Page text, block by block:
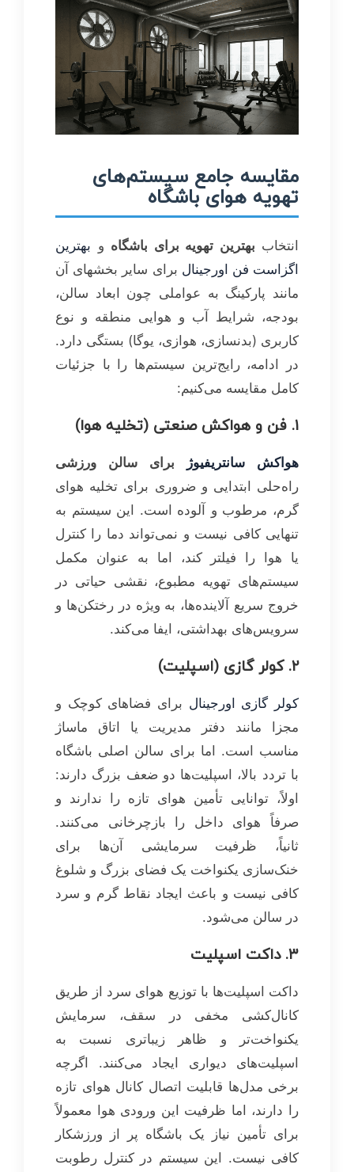
مقایسه جامع سیستم‌های
تهویه هوای باشگاه
انتخاب بهترین تهویه برای باشگاه و بهترین
اگزاست فن اورجینال برای سایر بخشهای آن
مانند پارکینگ به عواملی چون ابعاد سالن،
بودجه، شرایط آب و هوایی منطقه و نوع
کاربری (بدنسازی، هوازی، یوگا) بستگی دارد.
در ادامه، رایج‌ترین سیستم‌ها را با جزئیات
کامل مقایسه می‌کنیم:
۱. فن و هواکش صنعتی (تخلیه هوا)
هواکش‌ سانتریفیوژ
برای سالن ورزشی
راه‌حلی ابتدایی و ضروری برای تخلیه هوای
گرم، مرطوب و آلوده است. این سیستم به
تنهایی کافی نیست و نمی‌تواند دما را کنترل
یا هوا را فیلتر کند، اما به عنوان مکمل
سیستم‌های تهویه مطبوع، نقشی حیاتی در
خروج سریع آلاینده‌ها، به ویژه در رختکن‌ها و
سرویس‌های بهداشتی، ایفا می‌کند.
۲. کولر گازی (اسپلیت)
کولر گازی اورجینال برای فضاهای کوچک و
مجزا مانند دفتر مدیریت یا اتاق ماساژ
مناسب است. اما برای سالن اصلی باشگاه
با تردد بالا، اسپلیت‌ها دو ضعف بزرگ دارند:
اولاً، توانایی تأمین هوای تازه را ندارند و
صرفاً هوای داخل را بازچرخانی می‌کنند.
ثانیاً، ظرفیت سرمایشی آن‌ها برای
خنک‌سازی یکنواخت یک فضای بزرگ و شلوغ
کافی نیست و باعث ایجاد نقاط گرم و سرد
در سالن می‌شود.
۳. داکت اسپلیت
داکت اسپلیت‌ها با توزیع هوای سرد از طریق
کانال‌کشی مخفی در سقف، سرمایش
یکنواخت‌تر و ظاهر زیباتری نسبت به
اسپلیت‌های دیواری ایجاد می‌کنند. اگرچه
برخی مدل‌ها قابلیت اتصال کانال هوای تازه
را دارند، اما ظرفیت این ورودی هوا معمولاً
برای تأمین نیاز یک باشگاه پر از ورزشکار
کافی نیست. این سیستم در کنترل رطوبت